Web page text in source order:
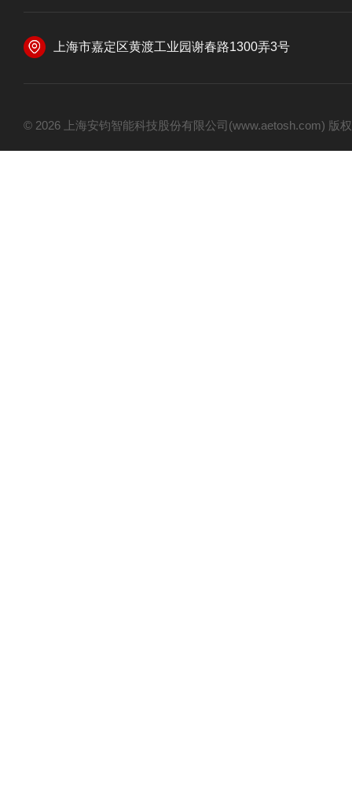
上海市嘉定区黄渡工业园谢春路1300弄3号
© 2026 上海安钧智能科技股份有限公司(www.aetosh.com)